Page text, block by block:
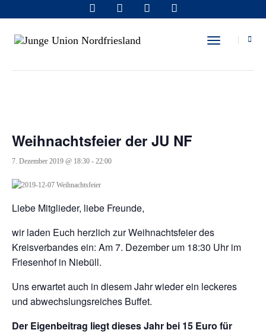
Toggle
Weihnachtsfeier der JU NF
7. Dezember 2019 @ 18:30 - 22:00
Liebe Mitglieder, liebe Freunde,
wir laden Euch herzlich zur Weihnachtsfeier des
Kreisverbandes ein: Am 7. Dezember um 18:30 Uhr im
Friesenhof in Niebüll.
Uns erwartet auch in diesem Jahr wieder ein leckeres
und abwechslungsreiches Buffet.
Der Eigenbeitrag liegt dieses Jahr bei 15 Euro für